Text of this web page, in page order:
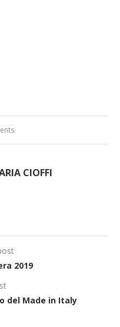
CIOFFI
2019
del Made in Italy